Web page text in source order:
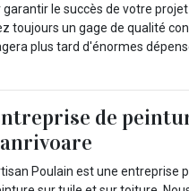
le succès de votre
toujours un gage de qualité
plus tard d'énormes
de
Poulain est une entreprise